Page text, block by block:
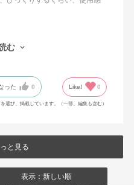
肌にだんだんなじんでいく色
てきましたが、最近はプチプ
、今回機会がありアディクシ
にも性能が良いのか！」と感
ながら、毎日、使いたい思い
む
った 0 Like! 0
選び、掲載しています。（一部、編集も含む）
と見る
表示：新しい順